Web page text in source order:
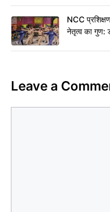
NCC
नेतृत्व का गुण:
Leave a